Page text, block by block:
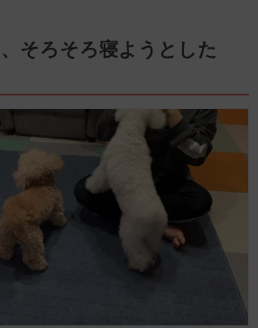
そろそろ寝ようとした